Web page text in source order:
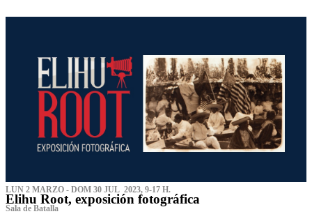
LUN 2 MARZO - DOM 30 JUL 2023, 9-17 H.
Elihu Root, exposición fotográfica
Sala de Batalla